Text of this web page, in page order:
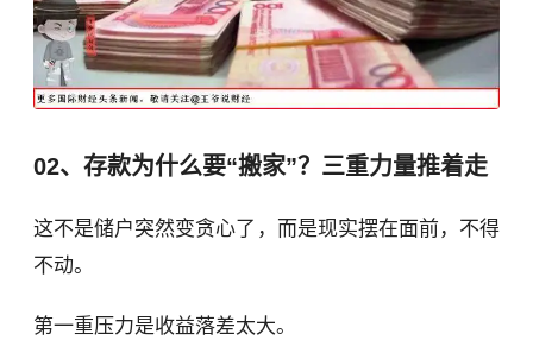
02、存款为什么要“搬家”？三重力量推着走
这不是储户突然变贪心了，而是现实摆在面前，不得
不动。
第一重压力是收益落差太大。